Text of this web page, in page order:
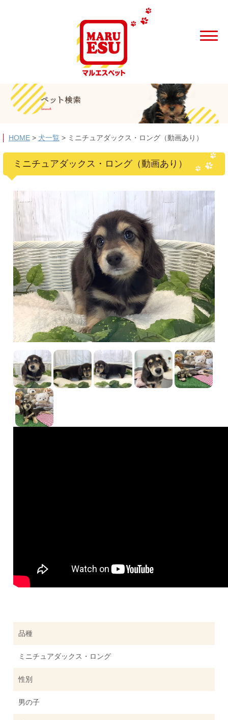
HOME> 犬一覧 > ミニチュアダックス・ロング（動画あり）
ミニチュアダックス・ロング（動画あり）
品種
ミニチュアダックス・ロング
性別
男の子